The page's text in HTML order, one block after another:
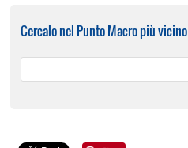
Cercalo nel Punto Macro più vicino